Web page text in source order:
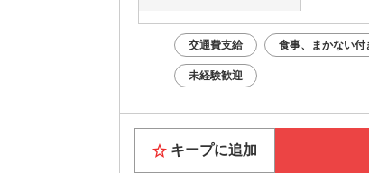
交通費支給 食事、まかない付
未経験歓迎
キープに追加